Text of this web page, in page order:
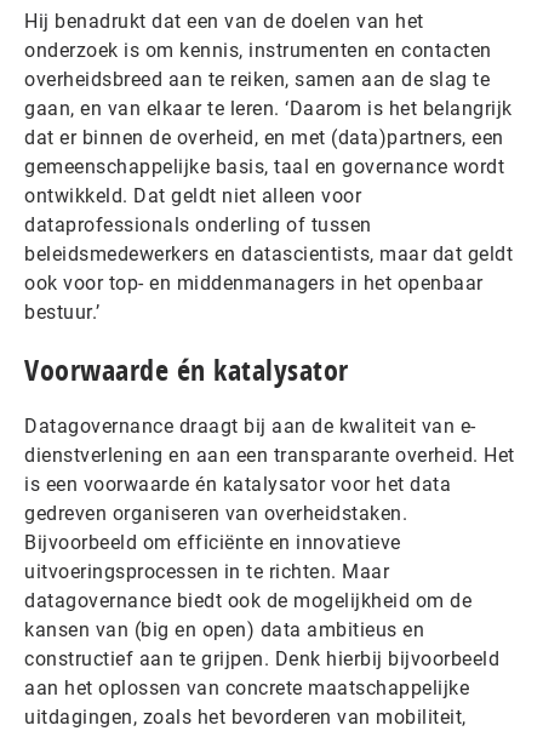
Hij benadrukt dat een van de doelen van het
onderzoek is om kennis, instrumenten en contacten
overheidsbreed aan te reiken, samen aan de slag te
gaan, en van elkaar te leren. ‘Daarom is het belangrijk
dat er binnen de overheid, en met (data)partners, een
gemeenschappelijke basis, taal en governance wordt
ontwikkeld. Dat geldt niet alleen voor
dataprofessionals onderling of tussen
beleidsmedewerkers en datascientists, maar dat geldt
ook voor top- en middenmanagers in het openbaar
bestuur.’
Voorwaarde én katalysator
Datagovernance draagt bij aan de kwaliteit van e-
dienstverlening en aan een transparante overheid. Het
is een voorwaarde én katalysator voor het data
gedreven organiseren van overheidstaken.
Bijvoorbeeld om efficiënte en innovatieve
uitvoeringsprocessen in te richten. Maar
datagovernance biedt ook de mogelijkheid om de
kansen van (big en open) data ambitieus en
constructief aan te grijpen. Denk hierbij bijvoorbeeld
aan het oplossen van concrete maatschappelijke
uitdagingen, zoals het bevorderen van mobiliteit,